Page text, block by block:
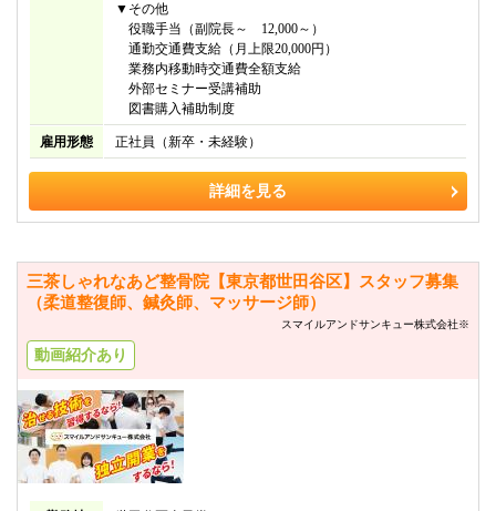
詳細を見る
▼その他
役職手当（副院長～ 12,000～）
通勤交通費支給（月上限20,000円）
業務内移動時交通費全額支給
外部セミナー受講補助
図書購入補助制度
雇用形態 正社員（新卒・未経験）
三茶しゃれなあど整骨院【東京都世田谷区】スタッフ募集
（柔道整復師、鍼灸師、マッサージ師）
スマイルアンドサンキュー株式会社※
動画紹介あり